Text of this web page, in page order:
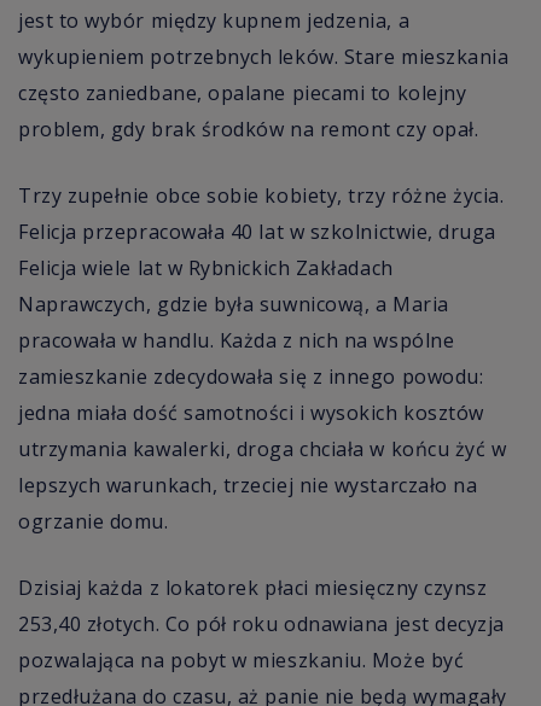
jest to wybór między kupnem jedzenia, a
wykupieniem potrzebnych leków. Stare mieszkania
często zaniedbane, opalane piecami to kolejny
problem, gdy brak środków na remont czy opał.
Trzy zupełnie obce sobie kobiety, trzy różne życia.
Felicja przepracowała 40 lat w szkolnictwie, druga
Felicja wiele lat w Rybnickich Zakładach
Naprawczych, gdzie była suwnicową, a Maria
pracowała w handlu. Każda z nich na wspólne
zamieszkanie zdecydowała się z innego powodu:
jedna miała dość samotności i wysokich kosztów
utrzymania kawalerki, droga chciała w końcu żyć w
lepszych warunkach, trzeciej nie wystarczało na
ogrzanie domu.
Dzisiaj każda z lokatorek płaci miesięczny czynsz
253,40 złotych. Co pół roku odnawiana jest decyzja
pozwalająca na pobyt w mieszkaniu. Może być
przedłużana do czasu, aż panie nie będą wymagały